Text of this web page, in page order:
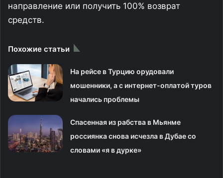
направление или получить 100% возврат
средств.
Похожие статьи
На рейсе в Турцию орудовали
мошенники, а с интернет-оплатой туров
начались проблемы
Спасенная из рабства в Мьянме
россиянка снова исчезла в Дубае со
словами «я в дурке»